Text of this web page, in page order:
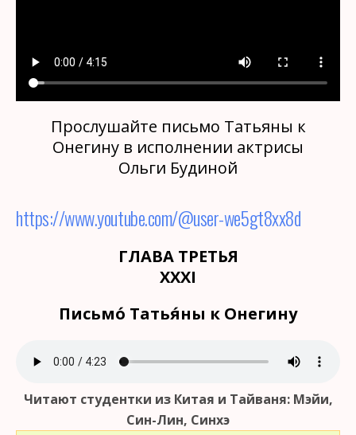
Прослушайте письмо Татьяны к
Онегину в исполнении актрисы
Ольги Будиной
https://www.youtube.com/@user-we5gt8xx8d
ГЛАВА ТРЕТЬЯ
XXXI
Письмо́ Татья́ны к Онегину
Читают студентки из Китая и Тайваня: Мэйи,
Син-Лин, Синхэ